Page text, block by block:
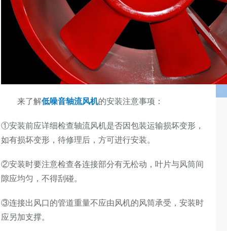
来了解低噪音轴流风机的安装注意事项：
①安装前应详细检查轴流风机是否因包装运输损坏变形，
如有损坏变形，待修理后，方可进行安装。
②安装时要注意检查各连接部分有无松动，叶片与风筒间
隙应均匀，不得刮碰。
③连接出风口的管道重量不应由风机的风筒承受，安装时
应另加支撑。